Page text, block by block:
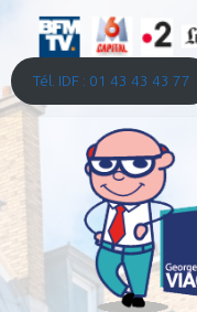
Tél. IDF : 01 43 43 43 77